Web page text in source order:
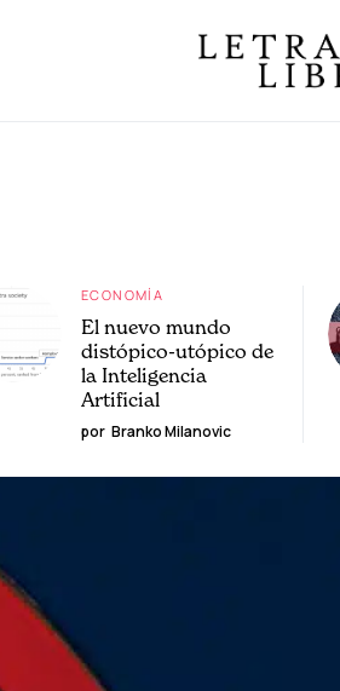
ECONOMÍA
El nuevo mundo
distópico-utópico de
la Inteligencia
Artificial
por Branko Milanovic